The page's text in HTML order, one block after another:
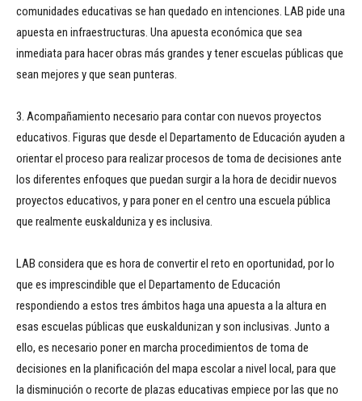
comunidades educativas se han quedado en intenciones. LAB pide una
apuesta en infraestructuras. Una apuesta económica que sea
inmediata para hacer obras más grandes y tener escuelas públicas que
sean mejores y que sean punteras.
3. Acompañamiento necesario para contar con nuevos proyectos
educativos. Figuras que desde el Departamento de Educación ayuden a
orientar el proceso para realizar procesos de toma de decisiones ante
los diferentes enfoques que puedan surgir a la hora de decidir nuevos
proyectos educativos, y para poner en el centro una escuela pública
que realmente euskalduniza y es inclusiva.
LAB considera que es hora de convertir el reto en oportunidad, por lo
que es imprescindible que el Departamento de Educación
respondiendo a estos tres ámbitos haga una apuesta a la altura en
esas escuelas públicas que euskaldunizan y son inclusivas. Junto a
ello, es necesario poner en marcha procedimientos de toma de
decisiones en la planificación del mapa escolar a nivel local, para que
la disminución o recorte de plazas educativas empiece por las que no